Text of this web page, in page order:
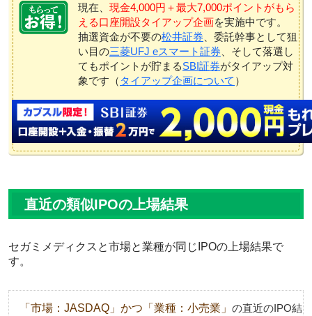
現在、 現金4,000円＋最大7,000ポイントがもら
える口座開設タイアップ企画を実施中です。
抽選資金が不要の松井証券 、委託幹事として狙
い目の三菱UFJ eスマート証券 、そして落選し
てもポイントが貯まるSBI証券がタイアップ対
象です（ タイアップ企画について ）
直近の類似IPOの上場結果
セガミメディクスと市場と業種が同じIPOの上場結果で
す。
「市場：JASDAQ」かつ「業種：小売業」 の直近のIPO結